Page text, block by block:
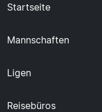
Startseite
Mannschaften
Ligen
Reisebüros